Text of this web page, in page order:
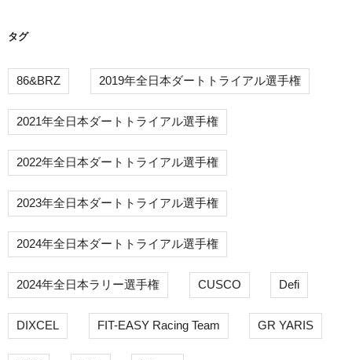
タグ
86&BRZ 2019年全日本ダートトライアル選手権
2021年全日本ダートトライアル選手権
2022年全日本ダートトライアル選手権
2023年全日本ダートトライアル選手権
2024年全日本ダートトライアル選手権
2024年全日本ラリー選手権 CUSCO Defi
DIXCEL FIT-EASY Racing Team GR YARIS